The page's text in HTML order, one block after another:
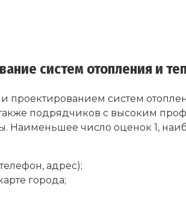
систем отопления и
проектированием систем
подрядчиков с высоким
Наименьшее число оценок 1,
адрес);
города;